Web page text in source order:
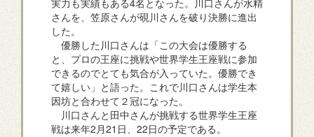
実力も実績もある4名となった。川口さんが水精
さんを、笠原さんが硯川さんを破り決勝に進出
した。
優勝した川口さんは「この大会は優勝する
と、プロの王座に挑戦や世界学生王座戦に参加
できるのでとても気合が入っていた。優勝でき
て嬉しい」と語った。これで川口さんは学生本
因坊と合わせて２冠になった。
川口さんと田中さんが挑戦する世界学生王座
戦は来年2月21日、22日の予定である。